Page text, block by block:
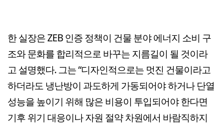
한 실장은 ZEB 인증 정책이 건물 분야 에너지 소비 구
조와 문화를 합리적으로 바꾸는 지름길이 될 것이라
고 설명했다. 그는 “디자인적으로는 멋진 건물이라고
하더라도 냉난방이 과도하게 가동되어야 하거나 단열
성능을 높이기 위해 많은 비용이 투입되어야 한다면
기후 위기 대응이나 자원 절약 차원에서 바람직하지